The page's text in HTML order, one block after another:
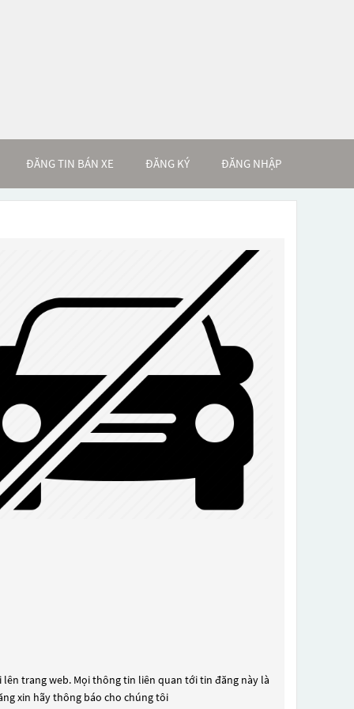
ĐĂNG TIN BÁN XE ĐĂNG KÝ ĐĂNG NHẬP
trang web. Mọi thông tin liên quan tới tin đăng này là
xin hãy thông báo cho chúng tôi